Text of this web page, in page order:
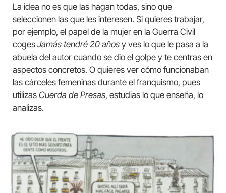
La idea no es que las hagan todas, sino que
seleccionen las que les interesen. Si quieres trabajar,
por ejemplo, el papel de la mujer en la Guerra Civil
coges Jamás tendré 20 años y ves lo que le pasa a la
abuela del autor cuando se dio el golpe y te centras en
aspectos concretos. O quieres ver cómo funcionaban
las cárceles femeninas durante el franquismo, pues
utilizas Cuerda de Presas, estudias lo que enseña, lo
analizas.